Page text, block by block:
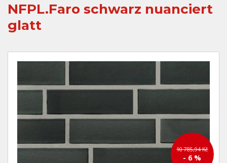
NFPL.Faro schwarz nuanciert
glatt
10 785,94 Kč
- 6 %